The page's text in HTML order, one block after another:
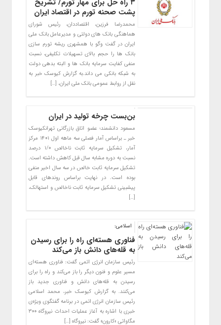
۳ راه حل برای مهار تورم/ تشریح
پشت صحنه تورم در اقتصاد ایران
محمدرضا فرزین، اقتصاددان، رئیس شورای
هماهنگی بانک های دولتی و مدیرعامل بانک ملی
ایران در گفت وگو با همشهری ریشه تورم سازی
بانک ها را حجم بالای تسهیلات تکلیفی، نسبت
منفی کفایت سرمایه بانک ها و البته بدهی دولت
به شبکه بانکی می داند.به گزارش کیوسک خبر به
نقل از روابط عمومی بانک ملی ایران، […]
بن‌بست چرخه تولید در ایران
مسعود دانشمند؛ عضو اتاق بازرگانی تهرانکیوسک
خبر ـ براساس آمار فصلی سه ماهه اول ۱۴۰۱ مرکز
آمار، تشکیل سرمایه ثابت ناخالص ۱/۰ درصد
نسبت به دوره مشابه سال قبل کاهش داشته است.
تشکیل سرمایه ثابت خالص در سه سال اخیر منفی
بوده است. در نهایت براساس روند‌های قابل
پیشبینی تشکیل سرمایه ثابت ناخالص و استهالک،
[…]
اسلامی:
فناوری هسته‌ای راه را برای رسیدن
به قله‌های دانش باز می‌کند
رئیس سازمان انرژی اتمی گفت: فناوری هسته‌ای
مسیر علوم و فنون دیگر را باز می‌کند و راه را برای
رسیدن به قله‌های دانش و فناوری جدید باز
می‌کنند. به گزارش کیوسک خبر، محمد اسلامی
رئیس سازمان انرژی اتمی در برنامه گفتگوی ویژه‌ی
خبری با اشاره به آغاز عملیات احداث نیروگاه ۳۰۰
مگاواتی «کارون» گفت: نیروگاه […]